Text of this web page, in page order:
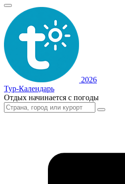
2026
Тур-Календарь
Отдых начинается с погоды